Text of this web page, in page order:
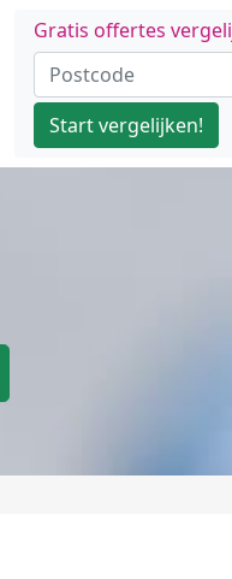
Gratis offertes
Start vergelijken!